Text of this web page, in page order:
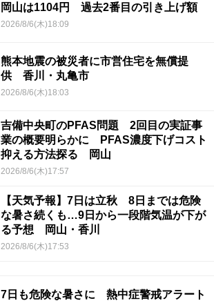
岡山は1104円 過去2番目の引き上げ額
2026/8/6(木)18:09
熊本地震の被災者に市営住宅を無償提
供 香川・丸亀市
2026/8/6(木)18:03
吉備中央町のPFAS問題 2回目の実証事
業の概要明らかに PFAS濃度下げコスト
抑える方法探る 岡山
2026/8/6(木)17:57
【天気予報】7日は立秋 8日までは危険
な暑さ続くも…9日から一段階気温が下が
る予想 岡山・香川
2026/8/6(木)17:53
7日も危険な暑さに 熱中症警戒アラート